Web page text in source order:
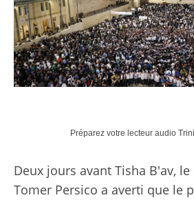
Préparez votre lecteur audio
Deux jours avant Tisha B'av,
Tomer Persico a averti que le